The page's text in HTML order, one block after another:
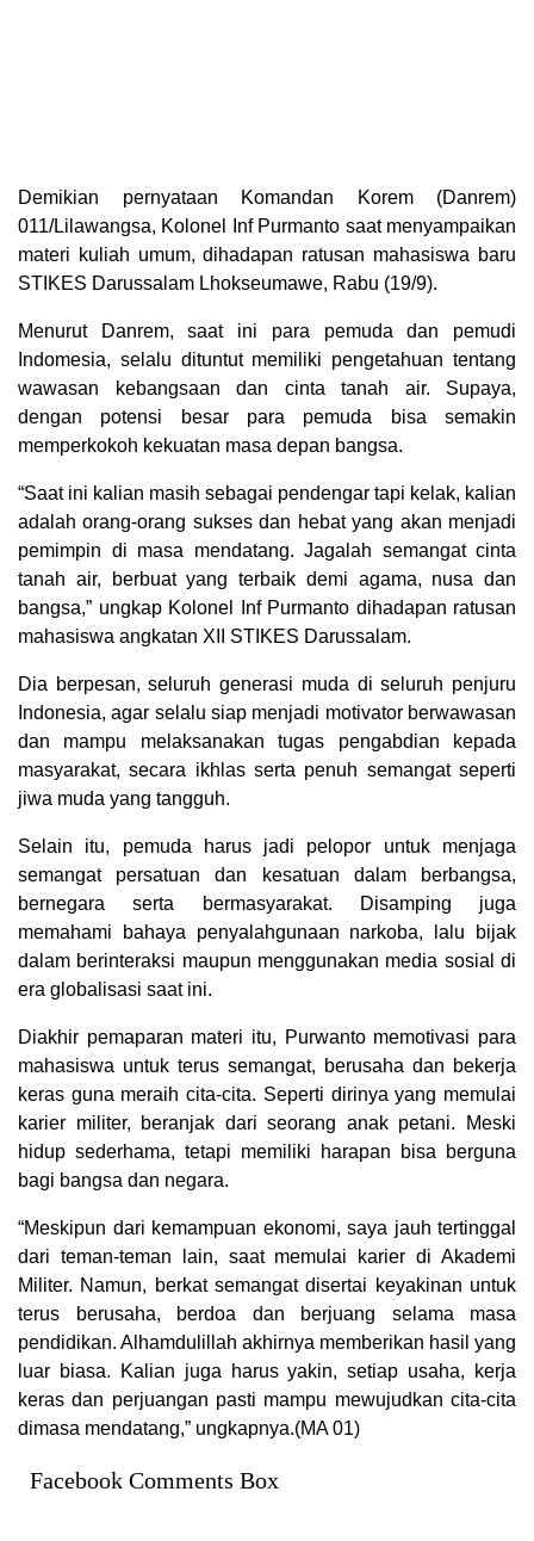
Demikian pernyataan Komandan Korem (Danrem)
011/Lilawangsa, Kolonel Inf Purmanto saat menyampaikan
materi kuliah umum, dihadapan ratusan mahasiswa baru
STIKES Darussalam Lhokseumawe, Rabu (19/9).
Menurut Danrem, saat ini para pemuda dan pemudi
Indomesia, selalu dituntut memiliki pengetahuan tentang
wawasan kebangsaan dan cinta tanah air. Supaya,
dengan potensi besar para pemuda bisa semakin
memperkokoh kekuatan masa depan bangsa.
“Saat ini kalian masih sebagai pendengar tapi kelak, kalian
adalah orang-orang sukses dan hebat yang akan menjadi
pemimpin di masa mendatang. Jagalah semangat cinta
tanah air, berbuat yang terbaik demi agama, nusa dan
bangsa,” ungkap Kolonel Inf Purmanto dihadapan ratusan
mahasiswa angkatan XII STIKES Darussalam.
Dia berpesan, seluruh generasi muda di seluruh penjuru
Indonesia, agar selalu siap menjadi motivator berwawasan
dan mampu melaksanakan tugas pengabdian kepada
masyarakat, secara ikhlas serta penuh semangat seperti
jiwa muda yang tangguh.
Selain itu, pemuda harus jadi pelopor untuk menjaga
semangat persatuan dan kesatuan dalam berbangsa,
bernegara serta bermasyarakat. Disamping juga
memahami bahaya penyalahgunaan narkoba, lalu bijak
dalam berinteraksi maupun menggunakan media sosial di
era globalisasi saat ini.
Diakhir pemaparan materi itu, Purwanto memotivasi para
mahasiswa untuk terus semangat, berusaha dan bekerja
keras guna meraih cita-cita. Seperti dirinya yang memulai
karier militer, beranjak dari seorang anak petani. Meski
hidup sederhama, tetapi memiliki harapan bisa berguna
bagi bangsa dan negara.
“Meskipun dari kemampuan ekonomi, saya jauh tertinggal
dari teman-teman lain, saat memulai karier di Akademi
Militer. Namun, berkat semangat disertai keyakinan untuk
terus berusaha, berdoa dan berjuang selama masa
pendidikan. Alhamdulillah akhirnya memberikan hasil yang
luar biasa. Kalian juga harus yakin, setiap usaha, kerja
keras dan perjuangan pasti mampu mewujudkan cita-cita
dimasa mendatang,” ungkapnya.(MA 01)
Facebook Comments Box